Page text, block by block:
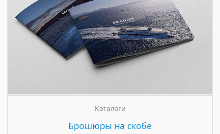
Каталоги
Брошюры на скобе